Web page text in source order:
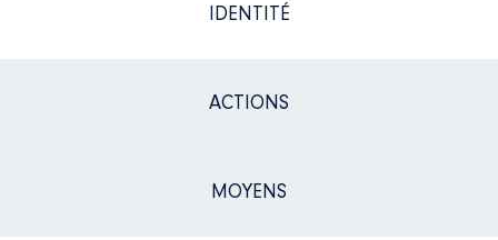
IDENTITÉ
ACTIONS
MOYENS